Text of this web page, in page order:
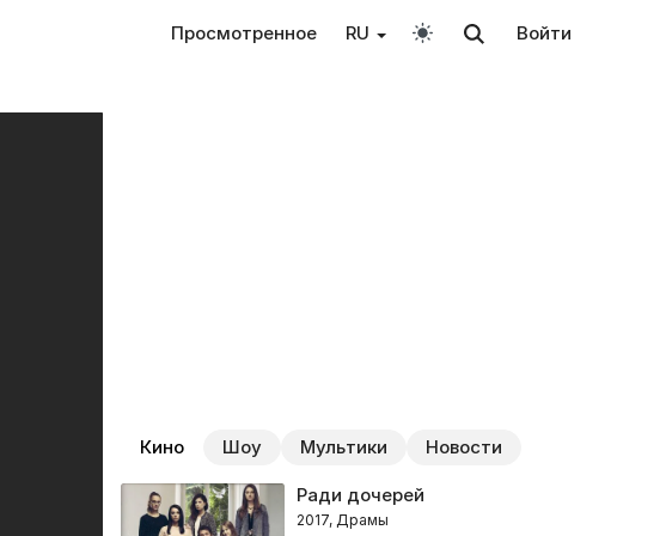
Просмотренное RU Войти
Кино Шоу Мультики Новости
Ради дочерей
2017, Драмы